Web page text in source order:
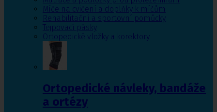
Míče na cvičení a doplňky k míčům
Rehabilitační a sportovní pomůcky
Tejpovací pásky
Ortopedické vložky a korektory
Ortopedické návleky, bandáže
a ortézy